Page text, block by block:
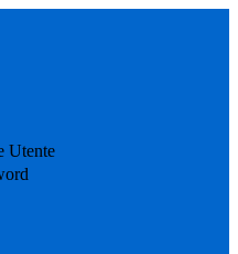
Utente